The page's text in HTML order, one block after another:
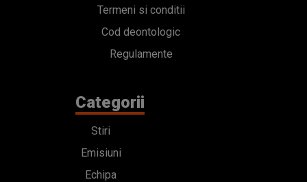
Termeni si conditii
Cod deontologic
Regulamente
Categorii
Stiri
Emisiuni
Echipa